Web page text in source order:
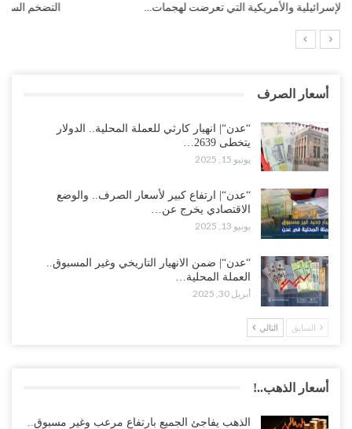
التضخم السنوي لمنطقة اليورو.. “إنفوجرافيك“..!
أسعار الصرف
“عدن“| انهيار كارثي للعملة المحلية.. الدولار
يتخطى 2639…
يونيو 15, 2025
“عدن“| ارتفاع كبير لأسعار الصرف.. والوضع
الاقتصادي يخرج عن…
يونيو 13, 2025
“عدن“| ضمن الانهيار التاريخي وغير المسبوق..
العملة المحلية…
أبريل 30, 2025
السابق التالي
أسعار الذهب..!
الذهب يفاجئ الجميع بارتفاع مرعب وغير مسبوق..